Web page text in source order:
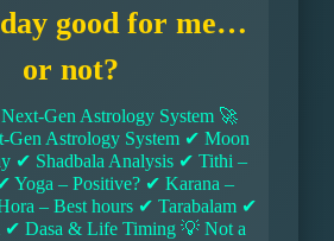
good for me…
or not?
Gen Astrology System 🚀
Gen Astrology System ✔ Moon
✔ Shadbala Analysis ✔ Tithi –
Yoga – Positive? ✔ Karana –
– Best hours ✔ Tarabalam ✔
✔ Dasa & Life Timing 💡 Not a